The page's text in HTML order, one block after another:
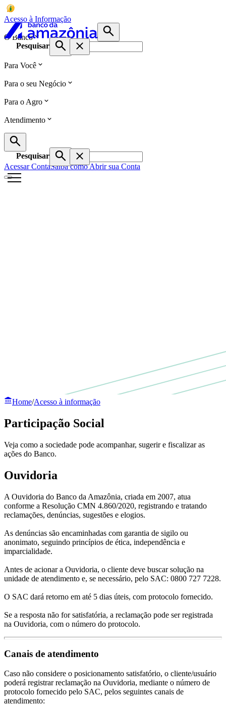
Acesso à Informação
O Banco
Pesquisar
Para Você
Para o seu Negócio
Para o Agro
Atendimento
Pesquisar
Acessar ContaSaiba como Abrir sua Conta
Home/Acesso à informação
Participação Social
Veja como a sociedade pode acompanhar, sugerir e fiscalizar as
ações do Banco.
Ouvidoria
A Ouvidoria do Banco da Amazônia, criada em 2007, atua
conforme a Resolução CMN 4.860/2020, registrando e tratando
reclamações, denúncias, sugestões e elogios.
As denúncias são encaminhadas com garantia de sigilo ou
anonimato, seguindo princípios de ética, independência e
imparcialidade.
Antes de acionar a Ouvidoria, o cliente deve buscar solução na
unidade de atendimento e, se necessário, pelo SAC: 0800 727 7228.
O SAC dará retorno em até 5 dias úteis, com protocolo fornecido.
Se a resposta não for satisfatória, a reclamação pode ser registrada
na Ouvidoria, com o número do protocolo.
Canais de atendimento
Caso não considere o posicionamento satisfatório, o cliente/usuário
poderá registrar reclamação na Ouvidoria, mediante o número de
protocolo fornecido pelo SAC, pelos seguintes canais de
atendimento: